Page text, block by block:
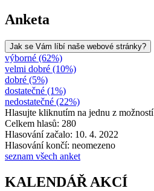
Anketa
Jak se Vám líbí naše webové stránky?
výborné (62%)
velmi dobré (10%)
dobré (5%)
dostatečné (1%)
nedostatečné (22%)
Hlasujte kliknutím na jednu z možností
Celkem hlasů: 280
Hlasování začalo: 10. 4. 2022
Hlasování končí: neomezeno
seznam všech anket
KALENDÁŘ AKCÍ